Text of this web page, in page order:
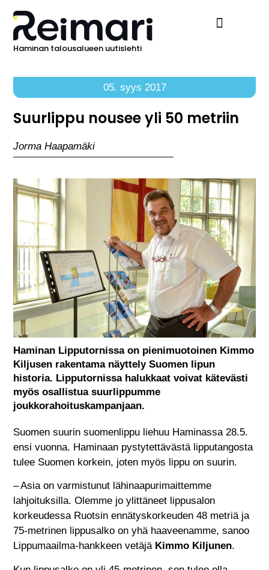
Haminan talousalueen uutislehti
05. syys 2017
Suurlippu nousee yli 50 metriin
Jorma Haapamäki
Haminan Lipputornissa on pienimuotoinen Kimmo
Kiljusen rakentama näyttely Suomen lipun
historia. Lipputornissa halukkaat voivat kätevästi
myös osallistua suurlippumme
joukkorahoituskampanjaan.
Suomen suurin suomenlippu liehuu Haminassa 28.5.
ensi vuonna. Haminaan pystytettävästä lipputangosta
tulee Suomen korkein, joten myös lippu on suurin.
– Asia on varmistunut lähinaapurimaittemme
lahjoituksilla. Olemme jo ylittäneet lippusalon
korkeudessa Ruotsin ennätyskorkeuden 48 metriä ja
75-metrinen lippusalko on yhä haaveenamme, sanoo
Lippumaailma-hankkeen vetäjä Kimmo Kiljunen.